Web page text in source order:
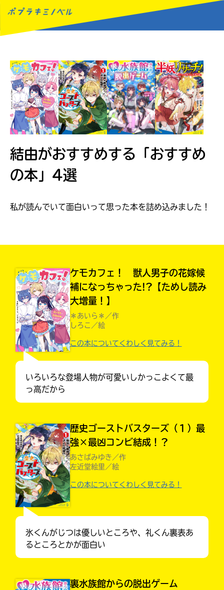
みんなとおしゃべり
できる掲示板
本を飛び出して
結由がおすすめする 「おすすめ
の本」4選
私が読んでいて面白いって思った本を詰め込みました！
ケモカフェ！ 獣人男子の花嫁候
補になっちゃった!?【ためし読み
大増量！】
＊あいら＊／作
しろこ／絵
この本についてくわしく見てみる！
いろいろな登場人物が可愛いしかっこよくて最
っ高だから
歴史ゴーストバスターズ（１）最
強×最凶コンビ結成！？
あさばみゆき／作
左近堂絵里／絵
この本についてくわしく見てみる！
氷くんがじつは優しいところや、礼くん裏表あ
るところとかが面白い
裏水族館からの脱出ゲーム